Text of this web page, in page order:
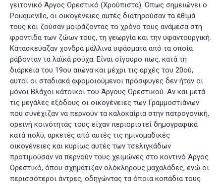
γειτονικό Άργος Ορεστικό (Χρούπιστα). Όπως σημειώνει ο
Pouqueville, οι οικογένειες αυτές διατηρούσαν τα έθιμά
τους και ζούσαν μοιράζοντας το χρόνο τους ανάμεσα στη
φροντίδα των ζώων τους, τη γεωργία και την υφαντουργική.
Κατασκεύαζαν χονδρά μάλλινα υφάσματα από τα οποία
ράβονταν τα λαϊκά ρούχα. Είναι σίγουρο πως, κατά τη
διάρκεια του 19ου αιώνα και μέχρι τις αρχές του 20ού,
αυτοί οι σταδιακά αφομοιούμενοι πρόσφυγες δεν ήταν οι
μόνοι Βλάχοι κάτοικοι του Άργους Ορεστικού. Αν και μετά
τις μεγάλες εξόδους οι οικογένειες των Γραμμοστιάνων
που συνέχιζαν να περνούν τα καλοκαίρια στην πατρογονική,
ορεινή κοινότητάς τους είχαν περιοριστεί δημογραφικά
κατά πολύ, αρκετές από αυτές τις ημινομαδικές
οικογένειες και κυρίως αυτές των τσελιγκάδων
προτιμούσαν να περνούν τους χειμώνες στο κοντινό Άργος
Ορεστικό, όπου σχημάτιζαν ολόκληρους μαχαλάδες, ενώ οι
περισσότεροι άντρες, οδηγώντας τα όποια κοπάδια τους